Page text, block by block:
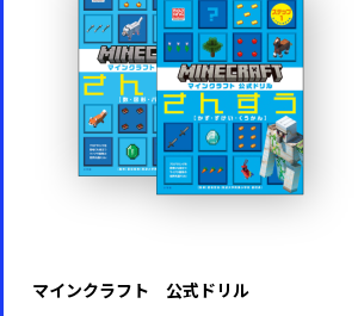
マインクラフト 公式ドリル